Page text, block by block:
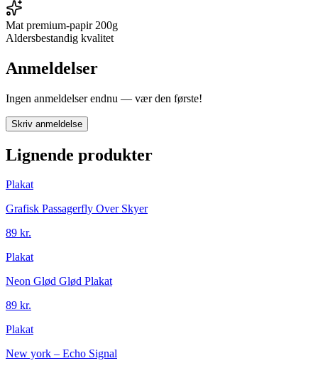
Mat premium-papir 200g
Aldersbestandig kvalitet
Anmeldelser
Ingen anmeldelser endnu — vær den første!
Skriv anmeldelse
Lignende produkter
Plakat
Grafisk Passagerfly Over Skyer
89 kr.
Plakat
Neon Glød Glød Plakat
89 kr.
Plakat
New york – Echo Signal